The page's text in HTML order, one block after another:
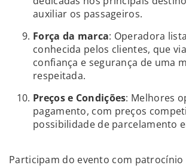
auxiliar os passageiros.
Força da marca: Operadora
conhecida pelos clientes, que
confiança e segurança de uma
respeitada.
Preços e Condições: Melhores
pagamento, com preços
possibilidade de parcelamento
Participam do evento com patrocínio